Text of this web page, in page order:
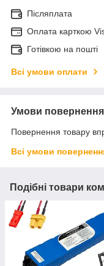
Післяплата
Оплата карткою
Готівкою на пошті
Всі умови оплати
Умови повернення
Повернення товару
Всі умови
Подібні товари